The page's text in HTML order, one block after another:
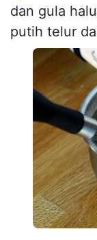
dan gula
putih telur